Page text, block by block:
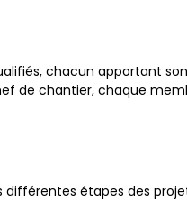
chacun apportant
de chantier, chaque
étapes des